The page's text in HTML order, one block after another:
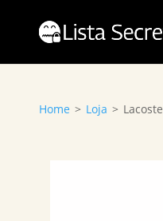
Home > Loja > Lacoste